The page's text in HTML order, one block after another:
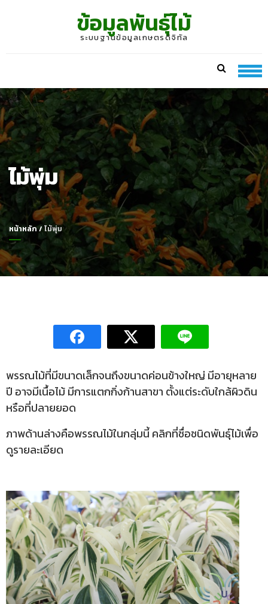
ข้อมูลพันธุ์ไม้
ระบบฐานข้อมูลเกษตรดิจิทัล
ไม้พุ่ม
หน้าหลัก/ไม้พุ่ม
พรรณไม้ที่มีขนาดเล็กจนถึงขนาดค่อนข้างใหญ่ มีอายุหลาย
ปี อาจมีเนื้อไม้ มีการแตกกิ่งก้านสาขา ตั้งแต่ระดับใกล้ผิวดิน
หรือที่ปลายยอด
ภาพด้านล่างคือพรรณไม้ในกลุ่มนี้ คลิกที่ชื่อชนิดพันธุ์ไม้เพื่อ
ดูรายละเอียด